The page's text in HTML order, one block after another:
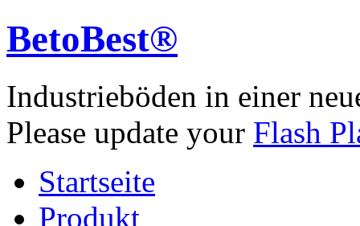
BetoBest®
Industrieböden in einer
Please update your Flash
Startseite
Produkt